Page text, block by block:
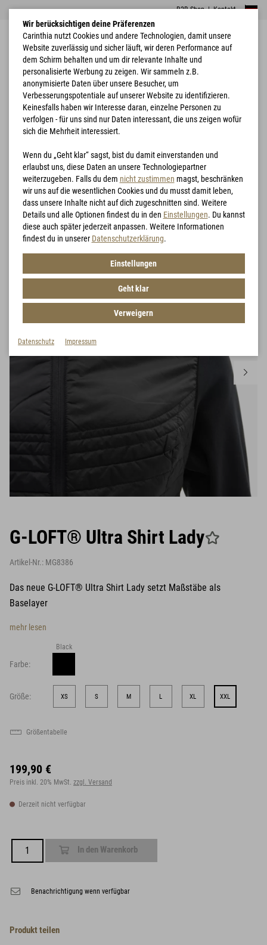
B2B Shop|Kontakt
Home Bekleidung G-LOFT® Ultra Shirt Lady
G-LOFT® Ultra Shirt Lady
Artikel-Nr.: MG8386
Das neue G-LOFT® Ultra Shirt Lady setzt Maßstäbe als
Baselayer
mehr lesen
Farbe:
Black
Größe: XS S M L XL XXL
Größentabelle
199,90 €
Preis inkl. 20% MwSt. zzgl. Versand
Derzeit nicht verfügbar
In den Warenkorb
Benachrichtigung wenn verfügbar
Produkt teilen
Wir berücksichtigen deine Präferenzen
Carinthia nutzt Cookies und andere Technologien, damit unsere
Website zuverlässig und sicher läuft, wir deren Performance auf
dem Schirm behalten und um dir relevante Inhalte und
personalisierte Werbung zu zeigen. Wir sammeln z.B.
anonymisierte Daten über unsere Besucher, um
Verbesserungspotentiale auf unserer Website zu identifizieren.
Keinesfalls haben wir Interesse daran, einzelne Personen zu
verfolgen - für uns sind nur Daten interessant, die uns zeigen wofür
sich die Mehrheit interessiert.
Wenn du „Geht klar“ sagst, bist du damit einverstanden und
erlaubst uns, diese Daten an unsere Technologiepartner
weiterzugeben. Falls du dem nicht zustimmen magst, beschränken
wir uns auf die wesentlichen Cookies und du musst damit leben,
dass unsere Inhalte nicht auf dich zugeschnitten sind. Weitere
Details und alle Optionen findest du in den Einstellungen. Du kannst
diese auch später jederzeit anpassen. Weitere Informationen
findest du in unserer Datenschutzerklärung.
Einstellungen
Geht klar
Verweigern
Datenschutz Impressum